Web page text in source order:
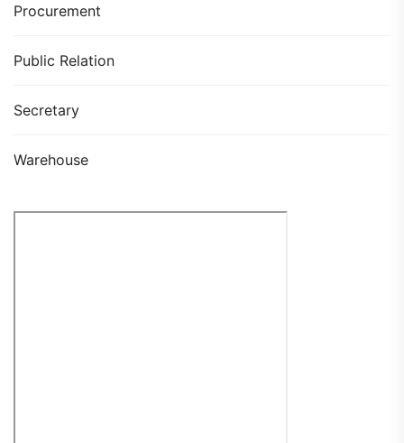
Procurement
Public Relation
Secretary
Warehouse